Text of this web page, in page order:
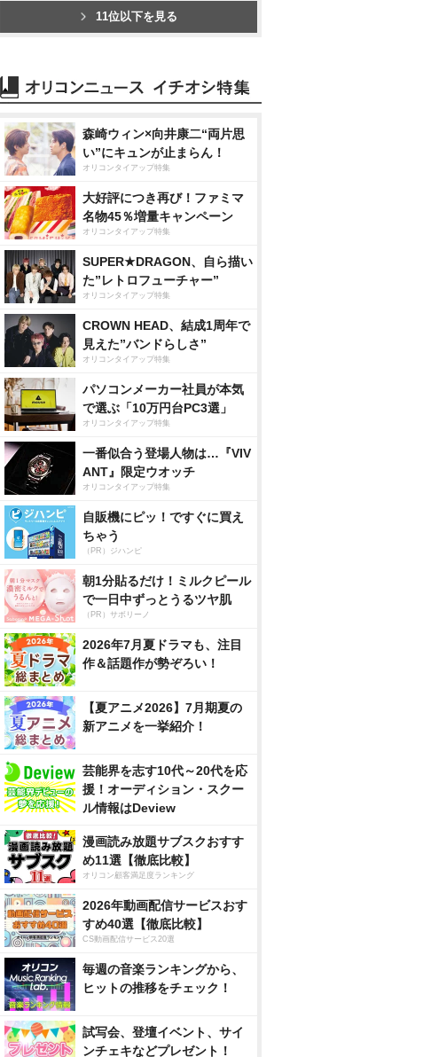
11位以下を見る
森崎ウィン×向井康二“両片思
い”にキュンが止まらん！
オリコンタイアップ特集
大好評につき再び！ファミマ
名物45％増量キャンペーン
オリコンタイアップ特集
SUPER★DRAGON、自ら描い
た”レトロフューチャー”
オリコンタイアップ特集
CROWN HEAD、結成1周年で
見えた”バンドらしさ”
オリコンタイアップ特集
パソコンメーカー社員が本気
で選ぶ「10万円台PC3選」
オリコンタイアップ特集
一番似合う登場人物は…『VIV
ANT』限定ウオッチ
オリコンタイアップ特集
自販機にピッ！ですぐに買え
ちゃう
（PR）ジハンピ
朝1分貼るだけ！ミルクピール
で一日中ずっとうるツヤ肌
（PR）サボリーノ
2026年7月夏ドラマも、注目
作＆話題作が勢ぞろい！
【夏アニメ2026】7月期夏の
新アニメを一挙紹介！
芸能界を志す10代～20代を応
援！オーディション・スクー
ル情報はDeview
漫画読み放題サブスクおすす
め11選【徹底比較】
オリコン顧客満足度ランキング
2026年動画配信サービスおす
すめ40選【徹底比較】
CS動画配信サービス20選
毎週の音楽ランキングから、
ヒットの推移をチェック！
試写会、登壇イベント、サイ
ンチェキなどプレゼント！